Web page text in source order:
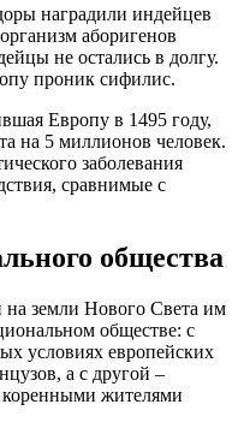
наградили индейцев
аборигенов
не остались в долгу.
проник сифилис.
Европу в 1495 году,
на 5 миллионов человек.
заболевания
сравнимые с
общества
на земли Нового Света им
обществе: с
условиях европейских
а с другой –
коренными жителями